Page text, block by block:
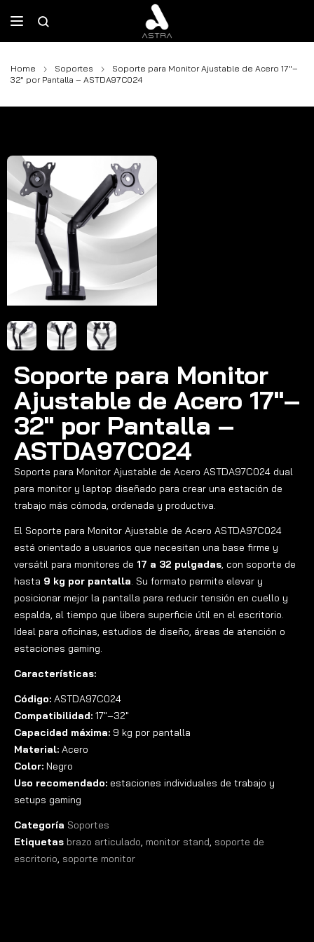
Home Soportes
Soporte para Monitor Ajustable de Acero 17″–
32″ por Pantalla – ASTDA97C024
Soporte para Monitor
Ajustable de Acero 17″–
32″ por Pantalla –
ASTDA97C024
Soporte para Monitor Ajustable de Acero ASTDA97C024 dual
para monitor y laptop diseñado para crear una estación de
trabajo más cómoda, ordenada y productiva.
El Soporte para Monitor Ajustable de Acero ASTDA97C024
está orientado a usuarios que necesitan una base firme y
versátil para monitores de 17 a 32 pulgadas, con soporte de
hasta 9 kg por pantalla. Su formato permite elevar y
posicionar mejor la pantalla para reducir tensión en cuello y
espalda, al tiempo que libera superficie útil en el escritorio.
Ideal para oficinas, estudios de diseño, áreas de atención o
estaciones gaming.
Características:
Código: ASTDA97C024
Compatibilidad: 17″–32″
Capacidad máxima: 9 kg por pantalla
Material: Acero
Color: Negro
Uso recomendado: estaciones individuales de trabajo y
setups gaming
Categoría Soportes
Etiquetas brazo articulado, monitor stand, soporte de
escritorio, soporte monitor